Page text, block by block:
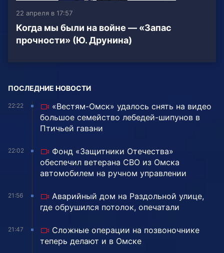
22 апреля в 17:57
Когда мы были на войне — «Запас
прочности» (Ю. Друнина)
ПОСЛЕДНИЕ НОВОСТИ
22:22
«Вестям-Омск» удалось снять на видео
большое семейство лебедей-шипунов в
Птичьей гавани
22:02
Фонд «Защитники Отечества»
обеспечил ветерана СВО из Омска
автомобилем на ручном управлении
21:56
Аварийный дом на Раздольной улице,
где обрушился потолок, опечатали
21:47
Сложные операции на позвоночнике
теперь делают и в Омске